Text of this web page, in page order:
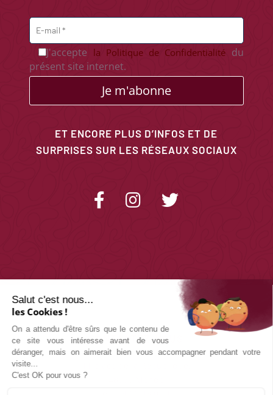
Salut c'est nous...
les Cookies !
On a attendu d'être sûrs que le contenu de
ce site vous intéresse avant de vous
déranger, mais on aimerait bien vous accompagner pendant votre
visite...
C'est OK pour vous ?
J'accepte la Politique de Confidentialité du
présent site internet.
Je m'abonne
ET ENCORE PLUS D’INFOS ET DE
SURPRISES SUR LES RÉSEAUX SOCIAUX
CONTACTEZ-NOUS